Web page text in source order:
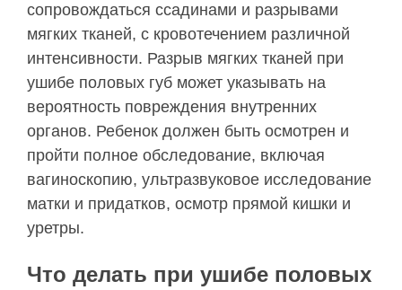
сопровождаться ссадинами и разрывами
мягких тканей, с кровотечением различной
интенсивности. Разрыв мягких тканей при
ушибе половых губ может указывать на
вероятность повреждения внутренних
органов. Ребенок должен быть осмотрен и
пройти полное обследование, включая
вагиноскопию, ультразвуковое исследование
матки и придатков, осмотр прямой кишки и
уретры.
Что делать при ушибе половых